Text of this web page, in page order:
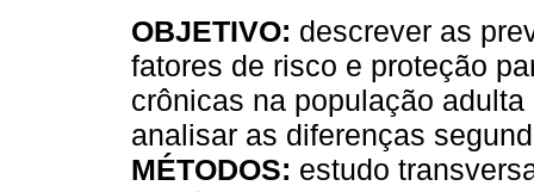
OBJETIVO: descrever as
fatores de risco e proteção
crônicas na população
analisar as diferenças
MÉTODOS: estudo